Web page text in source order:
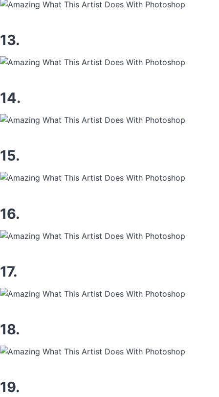
13.
14.
15.
16.
17.
18.
19.